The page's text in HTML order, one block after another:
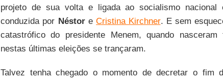
projeto de sua volta e ligada ao socialismo nacional
conduzida por Néstor e Cristina Kirchner. E sem
catastrófico do presidente Menem, quando
nestas últimas eleições se trançaram.
Talvez tenha chegado o momento de decretar o fim